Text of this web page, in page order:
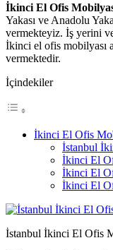
İkinci El Ofis
Yakası ve Anadolu
vermekteyiz. İş yerini
İkinci el ofis mobilyası
vermektedir.
İçindekiler
İkinci El Ofis
İstanbul
İkinci El
İkinci El
İkinci El
İstanbul İkinci El Ofis